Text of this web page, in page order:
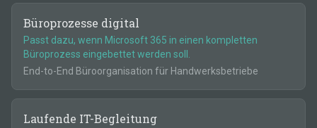
Büroprozesse digital
Passt dazu, wenn Microsoft 365 in einen kompletten
Büroprozess eingebettet werden soll.
End-to-End Büroorganisation für Handwerksbetriebe
Laufende IT-Begleitung